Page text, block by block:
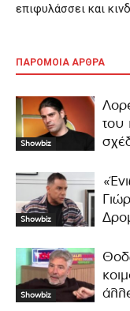
επιφυλάσσει και
ΠΑΡΟΜΟΙΑ ΑΡΘΡΑ
Showbiz
του
Showbiz
Showbiz